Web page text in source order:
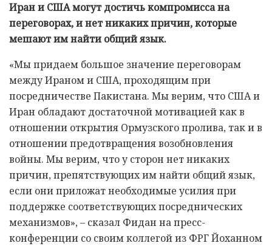
Иран и США могут достичь компромисса на
переговорах, и нет никаких причин, которые
мешают им найти общий язык.
«Мы придаем большое значение переговорам
между Ираном и США, проходящим при
посредничестве Пакистана. Мы верим, что США и
Иран обладают достаточной мотивацией как в
отношении открытия Ормузского пролива, так и в
отношении предотвращения возобновления
войны. Мы верим, что у сторон нет никаких
причин, препятствующих им найти общий язык,
если они приложат необходимые усилия при
поддержке соответствующих посреднических
механизмов», – сказал Фидан на пресс-
конференции со своим коллегой из ФРГ Йоханном